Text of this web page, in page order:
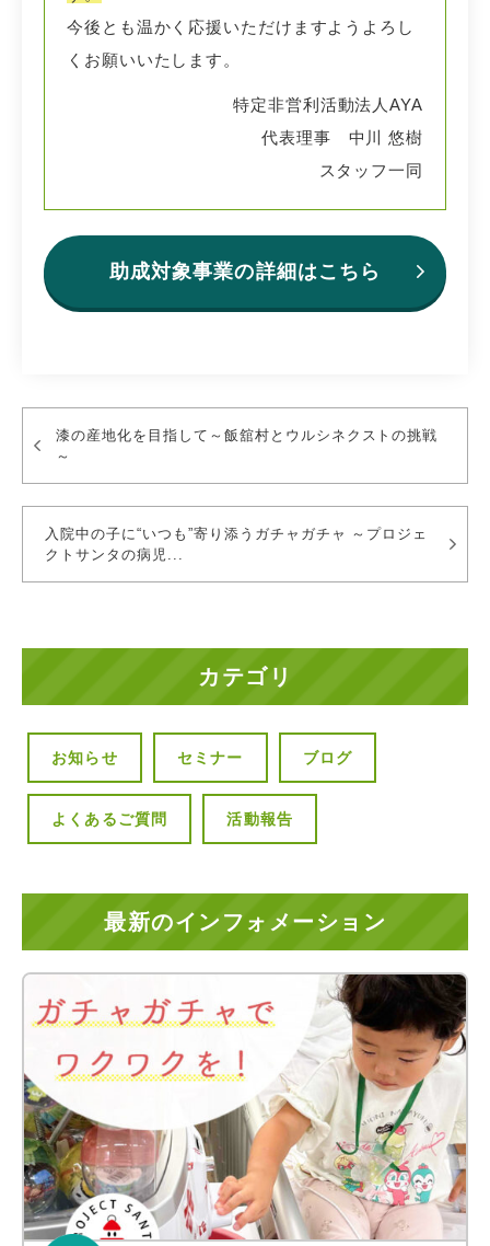
今後とも温かく応援いただけますようよろし
くお願いいたします。
特定非営利活動法人AYA
代表理事 中川 悠樹
スタッフ一同
助成対象事業の詳細はこちら
漆の産地化を目指して～飯舘村とウルシネクストの挑戦
～
入院中の子に“いつも”寄り添うガチャガチャ ～プロジェ
クトサンタの病児...
カテゴリ
お知らせ セミナー ブログ
よくあるご質問 活動報告
最新のインフォメーション